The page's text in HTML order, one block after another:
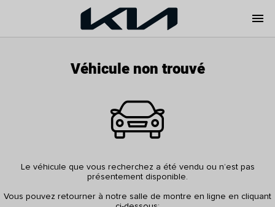
menu
Véhicule non trouvé
Le véhicule que vous recherchez a été vendu ou n’est pas
présentement disponible.
Vous pouvez retourner à notre salle de montre en ligne en cliquant